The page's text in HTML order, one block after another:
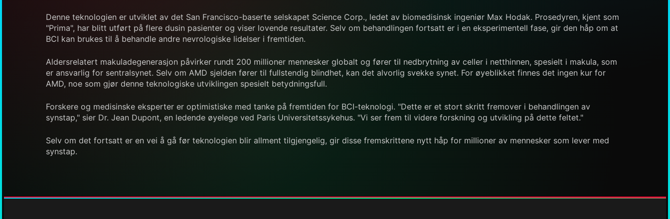
Denne teknologien er utviklet av det San Francisco-baserte selskapet Science Corp., ledet av biomedisinsk ingeniør Max Hodak. Prosedyren, kjent som
"Prima", har blitt utført på flere dusin pasienter og viser lovende resultater. Selv om behandlingen fortsatt er i en eksperimentell fase, gir den håp om at
BCI kan brukes til å behandle andre nevrologiske lidelser i fremtiden.
Aldersrelatert makuladegenerasjon påvirker rundt 200 millioner mennesker globalt og fører til nedbrytning av celler i netthinnen, spesielt i makula, som
er ansvarlig for sentralsynet. Selv om AMD sjelden fører til fullstendig blindhet, kan det alvorlig svekke synet. For øyeblikket finnes det ingen kur for
AMD, noe som gjør denne teknologiske utviklingen spesielt betydningsfull.
Forskere og medisinske eksperter er optimistiske med tanke på fremtiden for BCI-teknologi. "Dette er et stort skritt fremover i behandlingen av
synstap," sier Dr. Jean Dupont, en ledende øyelege ved Paris Universitetssykehus. "Vi ser frem til videre forskning og utvikling på dette feltet."
Selv om det fortsatt er en vei å gå før teknologien blir allment tilgjengelig, gir disse fremskrittene nytt håp for millioner av mennesker som lever med
synstap.